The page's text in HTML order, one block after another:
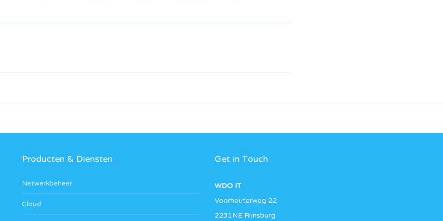
Producten & Diensten
Netwerkbeheer
Cloud
Get in Touch
WDO IT
Voorhouterweg 22
2231NE Rijnsburg